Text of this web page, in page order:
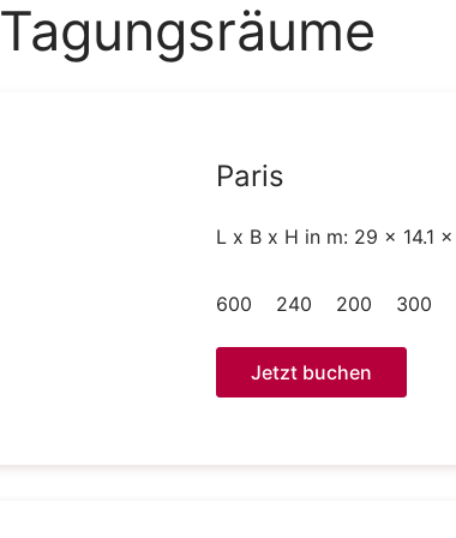
Tagungsräume
Paris
L x B x H in m: 29 x 14.1
600 240 200 300
Jetzt buchen